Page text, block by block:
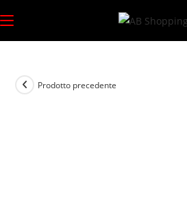
al
contenuto
Prodotto precedente